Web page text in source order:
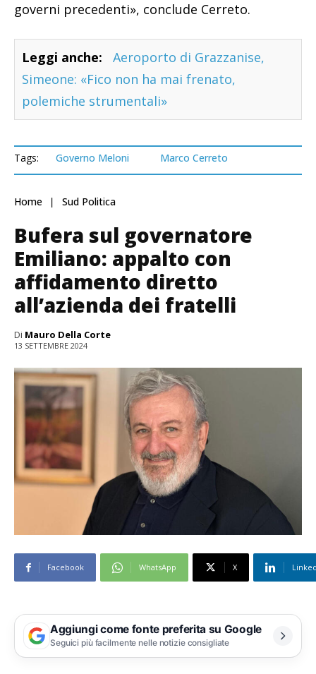
governi precedenti», conclude Cerreto.
Leggi anche:
Aeroporto di Grazzanise,
Simeone: «Fico non ha mai frenato,
polemiche strumentali»
Tags: Governo Meloni Marco Cerreto
Home Sud Politica
Bufera sul governatore
Emiliano: appalto con
affidamento diretto
all’azienda dei fratelli
Di Mauro Della Corte
13 SETTEMBRE 2024
Facebook WhatsApp X
Aggiungi come fonte preferita su Google
Seguici più facilmente nelle notizie consigliate